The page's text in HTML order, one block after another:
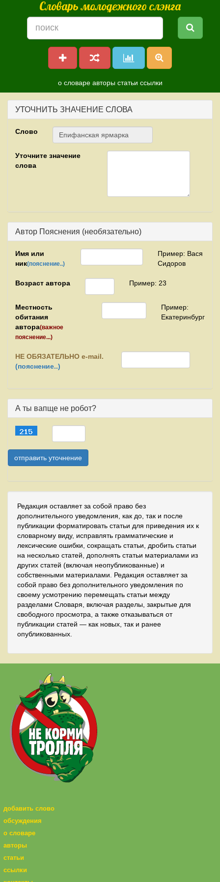
Словарь молодежного слэнга
о словаре авторы статьи ссылки
УТОЧНИТЬ ЗНАЧЕНИЕ СЛОВА
Слово
Уточните значение
слова
Автор Пояснения (необязательно)
Имя или
ник(пояснение..)
Пример: Вася
Сидоров
Возраст автора Пример: 23
Местность
обитания
автора(важное
пояснение...)
Пример:
Екатеринбург
НЕ ОБЯЗАТЕЛЬНО e-mail.
(пояснение..)
А ты вапще не робот?
Редакция оставляет за собой право без
дополнительного уведомления, как до, так и после
публикации форматировать статьи для приведения их к
словарному виду, исправлять грамматические и
лексические ошибки, сокращать статьи, дробить статьи
на несколько статей, дополнять статьи материалами из
других статей (включая неопубликованные) и
собственными материалами. Редакция оставляет за
собой право без дополнительного уведомления по
своему усмотрению перемещать статьи между
разделами Словаря, включая разделы, закрытые для
свободного просмотра, а также отказываться от
публикации статей — как новых, так и ранее
опубликованных.
добавить слово
обсуждения
о словаре
авторы
статьи
ссылки